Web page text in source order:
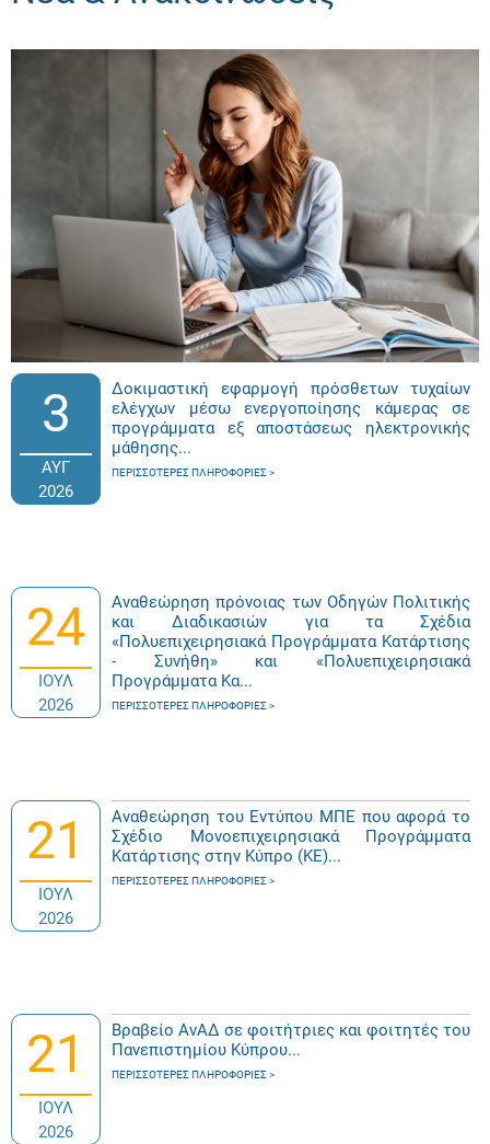
3
ΑΥΓ
2026
Δοκιμαστική εφαρμογή πρόσθετων τυχαίων
ελέγχων μέσω ενεργοποίησης κάμερας σε
προγράμματα εξ αποστάσεως ηλεκτρονικής
μάθησης...
ΠΕΡΙΣΣΌΤΕΡΕΣ ΠΛΗΡΟΦΟΡΊΕΣ
24
ΙΟΥΛ
2026
Αναθεώρηση πρόνοιας των Οδηγών Πολιτικής
και Διαδικασιών για τα Σχέδια
«Πολυεπιχειρησιακά Προγράμματα Κατάρτισης
- Συνήθη» και «Πολυεπιχειρησιακά
Προγράμματα Κα...
ΠΕΡΙΣΣΌΤΕΡΕΣ ΠΛΗΡΟΦΟΡΊΕΣ
21
ΙΟΥΛ
2026
Αναθεώρηση του Εντύπου ΜΠΕ που αφορά το
Σχέδιο Μονοεπιχειρησιακά Προγράμματα
Κατάρτισης στην Κύπρο (ΚΕ)...
ΠΕΡΙΣΣΌΤΕΡΕΣ ΠΛΗΡΟΦΟΡΊΕΣ
21
ΙΟΥΛ
2026
Βραβείο ΑνΑΔ σε φοιτήτριες και φοιτητές του
Πανεπιστημίου Κύπρου...
ΠΕΡΙΣΣΌΤΕΡΕΣ ΠΛΗΡΟΦΟΡΊΕΣ